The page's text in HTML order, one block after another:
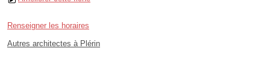
Renseigner les horaires
Autres architectes à Plérin